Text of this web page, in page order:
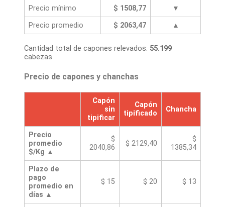
Precio mínimo
$ 1508,77
▼
Precio promedio
$ 2063,47 ▲
Cantidad total de capones relevados: 55.199
cabezas.
Precio de capones y chanchas
Capón
sin
tipificar
Capón
tipificado
Chancha
Precio
promedio
$/Kg ▲
$
2040,86
$ 2129,40
$
1385,34
Plazo de
pago
promedio en
días ▲
$ 15 $ 20 $ 13